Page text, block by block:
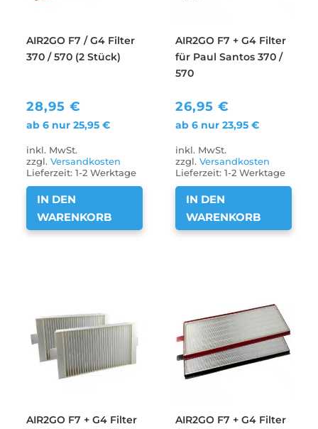
AIR2GO F7 / G4 Filter
370 / 570 (2 Stück)
28,95€
ab 6 nur25,95€
inkl. MwSt.
zzgl.Versandkosten
Lieferzeit:1-2 Werktage
IN DEN
WARENKORB
AIR2GO F7 + G4 Filter
für Paul Santos 370 /
570
26,95€
ab 6 nur23,95€
inkl. MwSt.
zzgl.Versandkosten
Lieferzeit:1-2 Werktage
IN DEN
WARENKORB
AIR2GO F7 + G4 Filter
AIR2GO F7 + G4 Filter